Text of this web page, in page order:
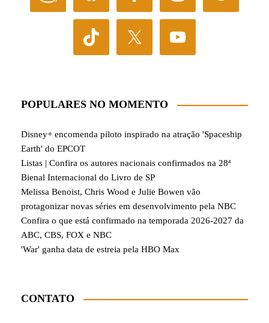
POPULARES NO MOMENTO
Disney+ encomenda piloto inspirado na atração 'Spaceship
Earth' do EPCOT
Listas | Confira os autores nacionais confirmados na 28ª
Bienal Internacional do Livro de SP
Melissa Benoist, Chris Wood e Julie Bowen vão
protagonizar novas séries em desenvolvimento pela NBC
Confira o que está confirmado na temporada 2026-2027 da
ABC, CBS, FOX e NBC
'War' ganha data de estreia pela HBO Max
CONTATO